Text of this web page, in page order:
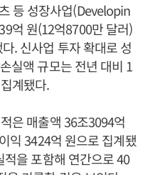
등 성장사업(Developin
억 원(12억8700만 달러)
. 신사업 투자 확대로 성
실액 규모는 전년 대비 1
계됐다.
은 매출액 36조3094억
익 3424억 원으로 집계됐
을 포함해 연간으로 40